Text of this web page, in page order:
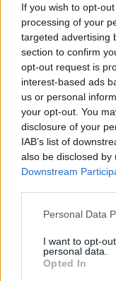
If you wish to opt-
processing of your
targeted advertising
section to confirm
opt-out request is
interest-based ads
us or personal
your opt-out. You
disclosure of your
IAB’s list of
also be disclosed
Downstream
Personal Data
I want to opt-
personal data.
Opted In
6. Αστείο – ZAF
7. No More
8. You Are the
9. Anatello –
10. Whatcha
11. Set
12. Dark Side
13. Bulletproof
14.
Survivor 2026:
Σηφάκης